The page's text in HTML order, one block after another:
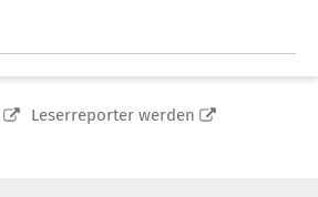
Leserreporter werden